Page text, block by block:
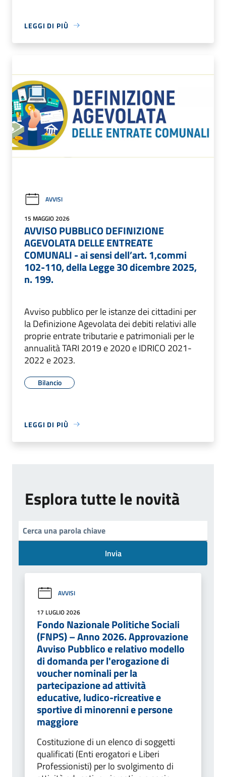
LEGGI DI PIÙ
AVVISI
15 MAGGIO 2026
AVVISO PUBBLICO DEFINIZIONE
AGEVOLATA DELLE ENTREATE
COMUNALI - ai sensi dell’art. 1,commi
102-110, della Legge 30 dicembre 2025,
n. 199.
Avviso pubblico per le istanze dei cittadini per
la Definizione Agevolata dei debiti relativi alle
proprie entrate tributarie e patrimoniali per le
annualità TARI 2019 e 2020 e IDRICO 2021-
2022 e 2023.
Bilancio
LEGGI DI PIÙ
Esplora tutte le novità
Invia
AVVISI
17 LUGLIO 2026
Fondo Nazionale Politiche Sociali
(FNPS) – Anno 2026. Approvazione
Avviso Pubblico e relativo modello
di domanda per l'erogazione di
voucher nominali per la
partecipazione ad attività
educative, ludico-ricreative e
sportive di minorenni e persone
maggiore
Costituzione di un elenco di soggetti
qualificati (Enti erogatori e Liberi
Professionisti) per lo svolgimento di